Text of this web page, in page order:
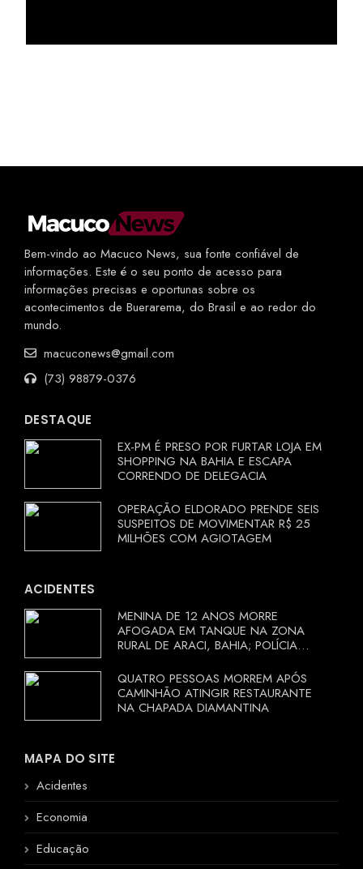
Bem-vindo ao Macuco News, sua fonte confiável de
informações. Este é o seu ponto de acesso para
informações precisas e oportunas sobre os
acontecimentos de Buerarema, do Brasil e ao redor do
mundo.
macuconews@gmail.com
(73) 98879-0376
DESTAQUE
EX-PM É PRESO POR FURTAR LOJA EM
SHOPPING NA BAHIA E ESCAPA
CORRENDO DE DELEGACIA
OPERAÇÃO ELDORADO PRENDE SEIS
SUSPEITOS DE MOVIMENTAR R$ 25
MILHÕES COM AGIOTAGEM
ACIDENTES
MENINA DE 12 ANOS MORRE
AFOGADA EM TANQUE NA ZONA
RURAL DE ARACI, BAHIA; POLÍCIA
QUATRO PESSOAS MORREM APÓS
CAMINHÃO ATINGIR RESTAURANTE
NA CHAPADA DIAMANTINA
MAPA DO SITE
Acidentes
Economia
Educação